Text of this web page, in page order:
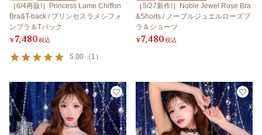
［6/4再販!］Princess Lame Chiffon
Bra&T-back / プリンセスラメシフォ
ンブラ＆Tバック
¥7,480税込
5.00 （ 1 ）
［5/27新作!］Noble Jewel Rose Bra
&Shorts / ノーブルジュエルローズブ
ラ＆ショーツ
¥7,480税込